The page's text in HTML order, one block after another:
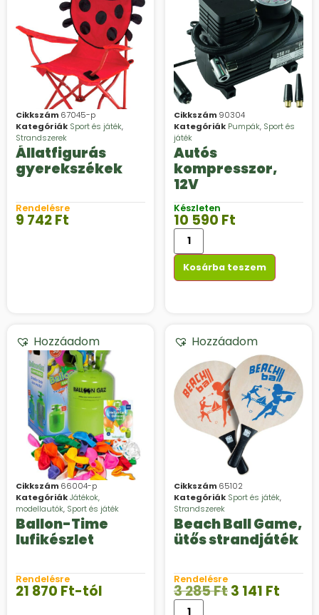
Cikkszám 67045-p
Kategóriák Sport és játék,
Strandszerek
Állatfigurás
gyerekszékek
Rendelésre
9 742Ft
Cikkszám 90304
Kategóriák Pumpák, Sport és
játék
Autós
kompresszor,
12V
Készleten
10 590 Ft
Kosárba teszem
Hozzáadom
Cikkszám 66004-p
KategóriákJátékok,
modellautók, Sport és játék
Ballon-Time
lufikészlet
Rendelésre
21 870 Ft-tól
Hozzáadom
Cikkszám 65102
Kategóriák Sport és játék,
Strandszerek
Beach Ball Game,
ütős strandjáték
Rendelésre
3 285Ft3 141 Ft